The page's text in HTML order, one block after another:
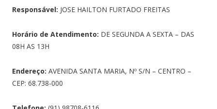
Responsável: JOSE HAILTON FURTADO FREITAS
Horário de Atendimento: DE SEGUNDA A SEXTA – DAS
08H AS 13H
Endereço: AVENIDA SANTA MARIA, Nº S/N – CENTRO –
CEP: 68.738-000